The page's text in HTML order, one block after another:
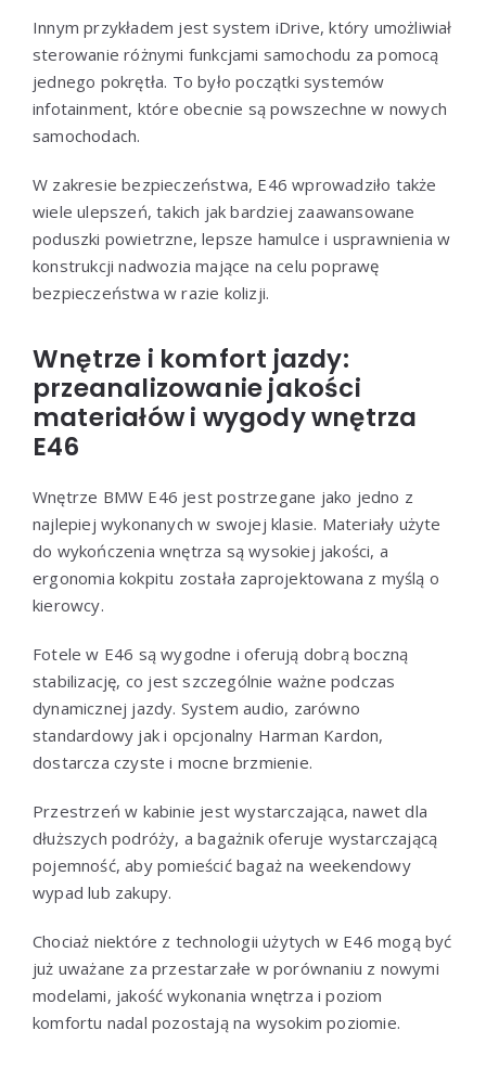
Innym przykładem jest system iDrive, który umożliwiał
sterowanie różnymi funkcjami samochodu za pomocą
jednego pokrętła. To było początki systemów
infotainment, które obecnie są powszechne w nowych
samochodach.
W zakresie bezpieczeństwa, E46 wprowadziło także
wiele ulepszeń, takich jak bardziej zaawansowane
poduszki powietrzne, lepsze hamulce i usprawnienia w
konstrukcji nadwozia mające na celu poprawę
bezpieczeństwa w razie kolizji.
Wnętrze i komfort jazdy:
przeanalizowanie jakości
materiałów i wygody wnętrza
E46
Wnętrze BMW E46 jest postrzegane jako jedno z
najlepiej wykonanych w swojej klasie. Materiały użyte
do wykończenia wnętrza są wysokiej jakości, a
ergonomia kokpitu została zaprojektowana z myślą o
kierowcy.
Fotele w E46 są wygodne i oferują dobrą boczną
stabilizację, co jest szczególnie ważne podczas
dynamicznej jazdy. System audio, zarówno
standardowy jak i opcjonalny Harman Kardon,
dostarcza czyste i mocne brzmienie.
Przestrzeń w kabinie jest wystarczająca, nawet dla
dłuższych podróży, a bagażnik oferuje wystarczającą
pojemność, aby pomieścić bagaż na weekendowy
wypad lub zakupy.
Chociaż niektóre z technologii użytych w E46 mogą być
już uważane za przestarzałe w porównaniu z nowymi
modelami, jakość wykonania wnętrza i poziom
komfortu nadal pozostają na wysokim poziomie.